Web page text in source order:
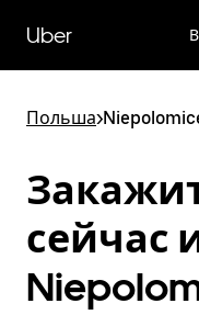
перейти
к
Uber
Польша>
сейчас